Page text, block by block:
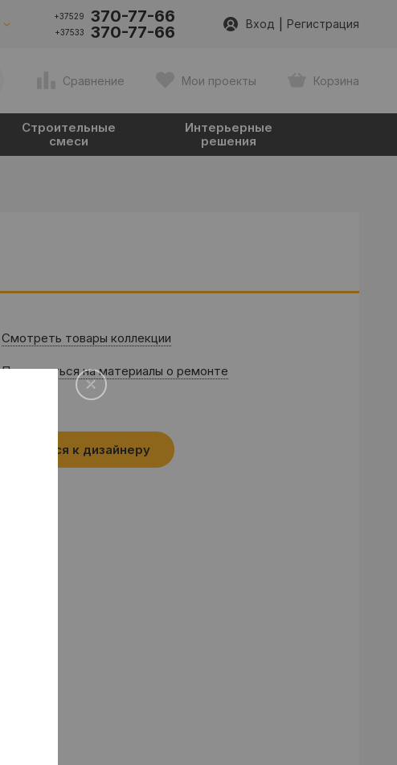
+37529 370-77-66
+37533 370-77-66 Вход Регистрация
Сравнение Мои проекты Корзина
Строительные
смеси
Интерьерные
решения
Смотреть товары коллекции
Подписаться на материалы о ремонте
Записаться к дизайнеру